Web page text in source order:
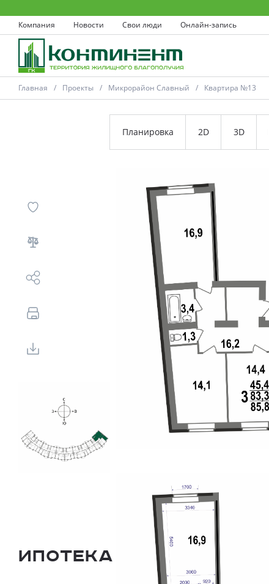
Компания Новости Свои люди Онлайн-запись
Проекты
Свои Люди
Офис продаж
О компании
Онлайн-запись
Главная Проекты Микрорайон Славный Квартира №13
Планировка 2D 3D
Ипотека и Рассрочка